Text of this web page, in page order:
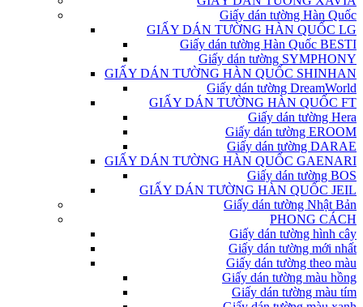
Giấy dán tường Hàn Quốc
GIẤY DÁN TƯỜNG HÀN QUỐC LG
Giấy dán tường Hàn Quốc BESTI
Giấy dán tường SYMPHONY
GIẤY DÁN TƯỜNG HÀN QUỐC SHINHAN
Giấy dán tường DreamWorld
GIẤY DÁN TƯỜNG HÀN QUỐC FT
Giấy dán tường Hera
Giấy dán tường EROOM
Giấy dán tường DARAE
GIẤY DÁN TƯỜNG HÀN QUỐC GAENARI
Giấy dán tường BOS
GIẤY DÁN TƯỜNG HÀN QUỐC JEIL
Giấy dán tường Nhật Bản
PHONG CÁCH
Giấy dán tường hình cây
Giấy dán tường mới nhất
Giấy dán tường theo màu
Giấy dán tường màu hồng
Giấy dán tường màu tím